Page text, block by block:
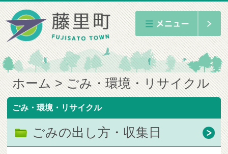
ホーム ごみ・環境・リサイクル
ごみ・環境・リサイクル
ごみの出し方・収集日